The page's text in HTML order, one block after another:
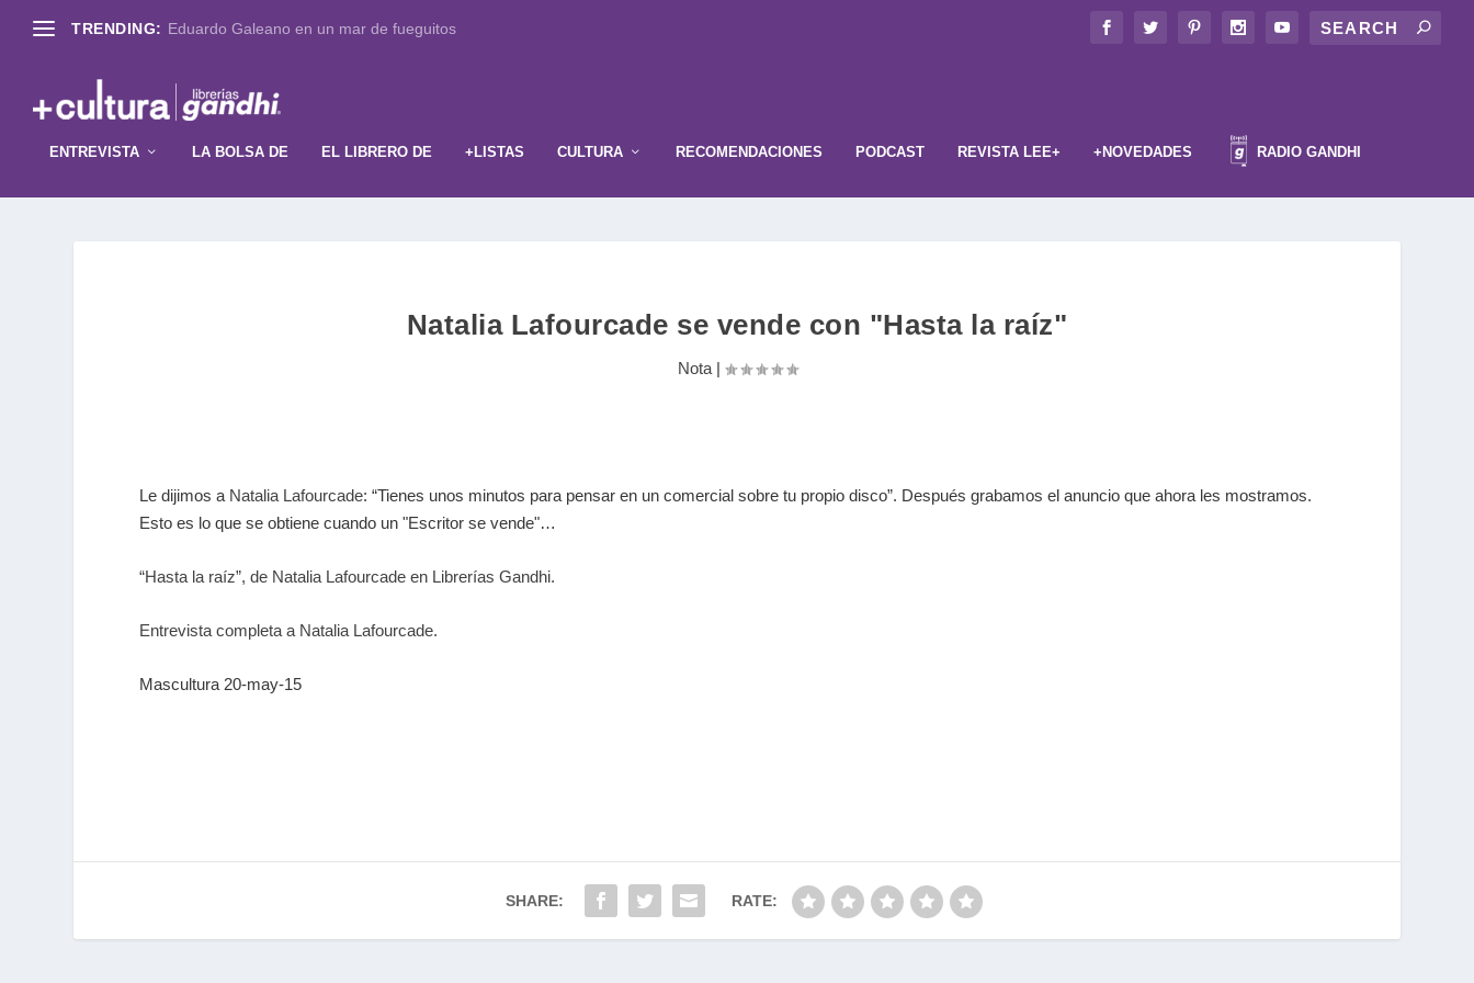
TRENDING: Eduardo Galeano en un mar de fueguitos
ENTREVISTA LA BOLSA DE EL LIBRERO DE +LISTAS CULTURA RECOMENDACIONES PODCAST REVISTA LEE+ +NOVEDADES RADIO GANDHI
Natalia Lafourcade se vende con "Hasta la raíz"
Nota|
Le dijimos a Natalia Lafourcade: “Tienes unos minutos para pensar en un comercial sobre tu propio disco”. Después grabamos el anuncio que ahora les mostramos.
Esto es lo que se obtiene cuando un "Escritor se vende"…
“Hasta la raíz”, de Natalia Lafourcade en Librerías Gandhi.
Entrevista completa a Natalia Lafourcade.
Mascultura 20-may-15
SHARE: RATE: